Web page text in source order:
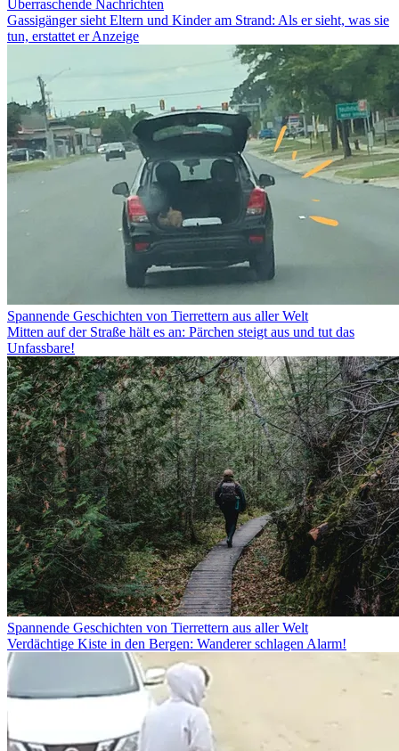
Überraschende Nachrichten
Gassigänger sieht Eltern und Kinder am Strand: Als er sieht, was sie
tun, erstattet er Anzeige
Spannende Geschichten von Tierrettern aus aller Welt
Mitten auf der Straße hält es an: Pärchen steigt aus und tut das
Unfassbare!
Spannende Geschichten von Tierrettern aus aller Welt
Verdächtige Kiste in den Bergen: Wanderer schlagen Alarm!